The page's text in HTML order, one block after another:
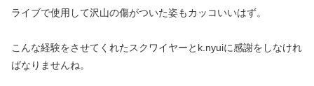
ライブで使用して沢山の傷がついた姿もカッコいいはず。
こんな経験をさせてくれたスクワイヤーとk.nyuiに感謝をしなけれ
ばなりませんね。